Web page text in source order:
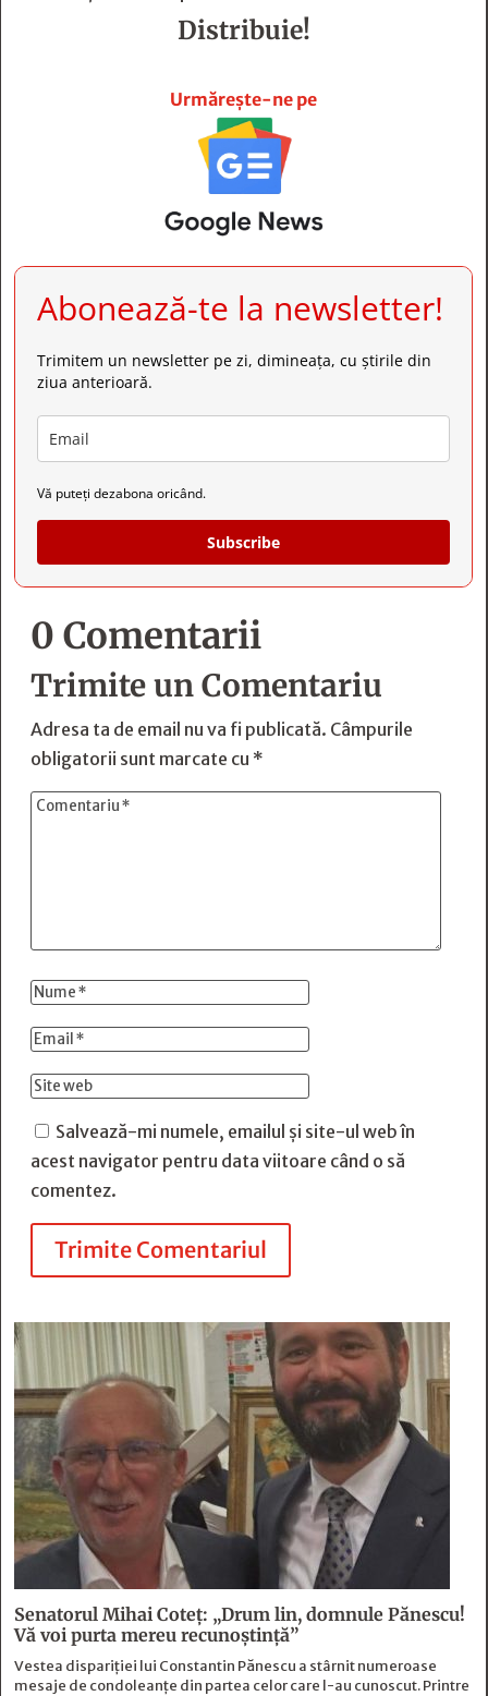
Distribuie!
Urmărește-ne pe
Abonează-te la newsletter!
Trimitem un newsletter pe zi, dimineața, cu știrile din
ziua anterioară.
Vă puteți dezabona oricând.
Subscribe
0 Comentarii
Trimite un Comentariu
Adresa ta de email nu va fi publicată. Câmpurile
obligatorii sunt marcate cu *
Salvează-mi numele, emailul și site-ul web în
acest navigator pentru data viitoare când o să
comentez.
Trimite Comentariul
Senatorul Mihai Coteț: „Drum lin, domnule Pănescu!
Vă voi purta mereu recunoștință”
Vestea dispariției lui Constantin Pănescu a stârnit numeroase
mesaje de condoleanțe din partea celor care l-au cunoscut. Printre